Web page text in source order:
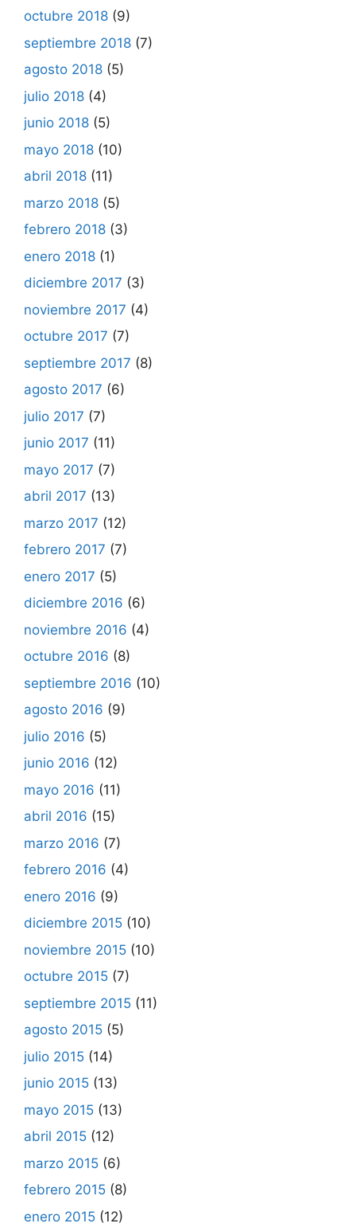
octubre 2018 (9)
septiembre 2018 (7)
agosto 2018 (5)
julio 2018 (4)
junio 2018 (5)
mayo 2018 (10)
abril 2018 (11)
marzo 2018 (5)
febrero 2018 (3)
enero 2018 (1)
diciembre 2017 (3)
noviembre 2017 (4)
octubre 2017 (7)
septiembre 2017 (8)
agosto 2017 (6)
julio 2017 (7)
junio 2017 (11)
mayo 2017 (7)
abril 2017 (13)
marzo 2017 (12)
febrero 2017 (7)
enero 2017 (5)
diciembre 2016 (6)
noviembre 2016 (4)
octubre 2016 (8)
septiembre 2016 (10)
agosto 2016 (9)
julio 2016 (5)
junio 2016 (12)
mayo 2016 (11)
abril 2016 (15)
marzo 2016 (7)
febrero 2016 (4)
enero 2016 (9)
diciembre 2015 (10)
noviembre 2015 (10)
octubre 2015 (7)
septiembre 2015 (11)
agosto 2015 (5)
julio 2015 (14)
junio 2015 (13)
mayo 2015 (13)
abril 2015 (12)
marzo 2015 (6)
febrero 2015 (8)
enero 2015 (12)